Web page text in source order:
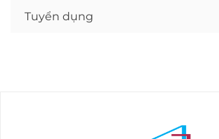
Tuyển dụng